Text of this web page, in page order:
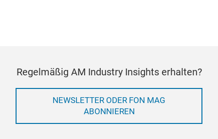
Regelmäßig AM Industry Insights erhalten?
NEWSLETTER ODER FON MAG
ABONNIEREN